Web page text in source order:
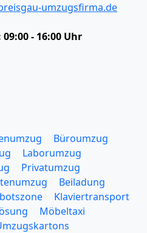
umzugsfirma.de
09:00 - 16:00 Uhr
Büroumzug
Laborumzug
Privatumzug
Beiladung
Klaviertransport
Möbeltaxi